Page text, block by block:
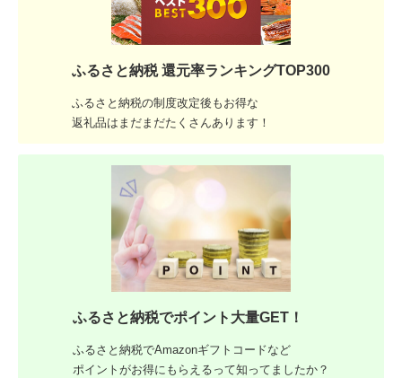
ふるさと納税 還元率ランキングTOP300
ふるさと納税の制度改定後もお得な
返礼品はまだまだたくさんあります！
ふるさと納税でポイント大量GET！
ふるさと納税でAmazonギフトコードなど
ポイントがお得にもらえるって知ってましたか？